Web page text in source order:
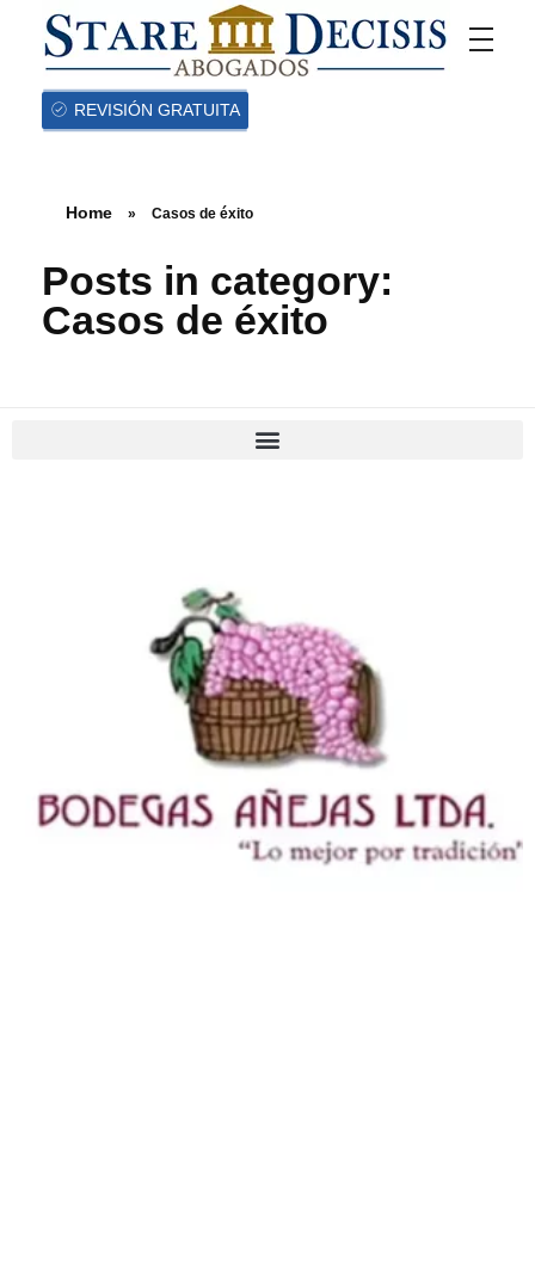
REVISIÓN GRATUITA
Home » Casos de éxito
Posts in category:
Casos de éxito